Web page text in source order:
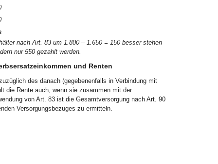
nach Art. 83 um 1.800 – 1.650 = 150 besser stehen
nur 550 gezahlt werden.
und Renten
des danach (gegebenenfalls in Verbindung mit
die Rente auch, wenn sie zusammen mit der
von Art. 83 ist die Gesamtversorgung nach Art. 90
Versorgungsbezuges zu ermitteln.